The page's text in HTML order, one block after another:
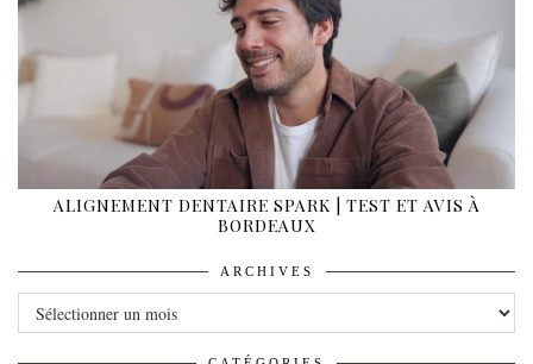
ALIGNEMENT DENTAIRE SPARK | TEST ET AVIS À
BORDEAUX
ARCHIVES
ARCHIVES